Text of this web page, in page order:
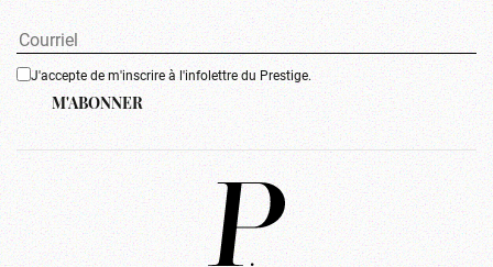
J'accepte de m'inscrire à l'infolettre du Prestige.
M'ABONNER